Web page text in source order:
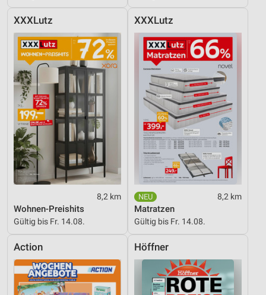
XXXLutz
8,2 km
Wohnen-Preishits
Gültig bis Fr. 14.08.
XXXLutz
8,2 km
Matratzen
Gültig bis Fr. 14.08.
Action Höffner